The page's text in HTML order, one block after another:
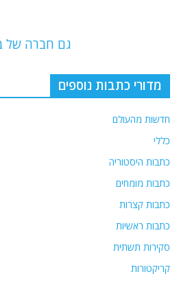
k
גם חברה של
מדורי כתבות נוספים
חדשות מהעולם
כללי
כתבות היסטוריה
כתבות מומחים
כתבות קצרות
כתבות ראשיות
סקירות תשתית
קריקטורות